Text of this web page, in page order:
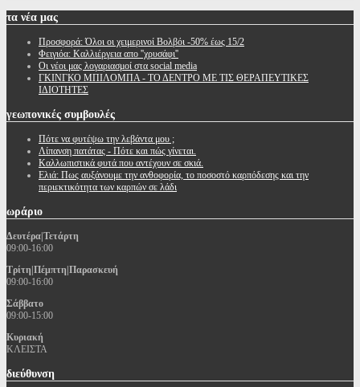
τα νέα μας
Προσφορά: Όλοι οι χειμερινοί Βολβόι -50% έως 15/2
Φειγιόα: Καλλιέργεια απο ''χρυσάφι''
Oι νέοι μας λογαριασμοί στα social media
ΓΚΙΝΓΚΟ ΜΠΙΛΟΜΠΑ - ΤΟ ΔΕΝΤΡΟ ΜΕ ΤΙΣ ΘΕΡΑΠΕΥΤΙΚΕΣ
ΙΔΙΟΤΗΤΕΣ
γεωπονικές συμβουλές
Πότε να φυτέψω την λεβάντα μου ;
Λίπανση πατάτας - Πότε και πώς γίνεται.
Καλλωπιστικά φυτά που αντέχουν σε σκιά.
Ελιά: Πως αυξάνουμε την ανθοφορία, το ποσοστό καρπόδεσης και την
περιεκτικότητα των καρπών σε λάδι
ωράριο
Δευτέρα|Τετάρτη
09:00-16:00
Τρίτη|Πέμπτη|Παρασκευή
09:00-16:00
Σάββατο
09:00-15:00
Κυριακή
ΚΛΕΙΣΤΑ
διεύθυνση